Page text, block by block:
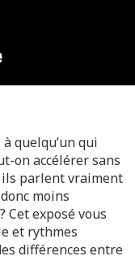
quelqu’un qui
on accélérer sans
ils parlent vraiment
moins
Cet exposé vous
et rythmes
différences entre